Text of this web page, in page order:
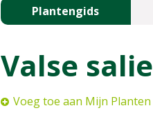
Plantengids
Valse salie
Voeg toe aan Mijn Planten